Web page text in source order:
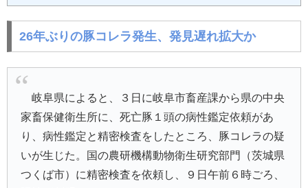
26年ぶりの豚コレラ発生、発見遅れ拡大か
岐阜県によると、３日に岐阜市畜産課から県の中央
家畜保健衛生所に、死亡豚１頭の病性鑑定依頼があ
り、病性鑑定と精密検査をしたところ、豚コレラの疑
いが生じた。国の農研機構動物衛生研究部門（茨城県
つくば市）に精密検査を依頼し、９日午前６時ごろ、